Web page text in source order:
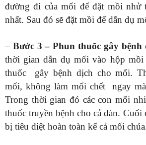
đường đi của mối để đặt mồi
nhất. Sau đó sẽ đặt mồi để dẫn dụ
– Bước 3 – Phun thuốc gây bệnh
thời gian dẫn dụ mối vào hộp mồi
thuốc gây bệnh dịch cho mối.
mối, không làm mối chết ngay
Trong thời gian đó các con mối
thuốc truyền bệnh cho cả đàn. Cuối
bị tiêu diệt hoàn toàn kể cả mối